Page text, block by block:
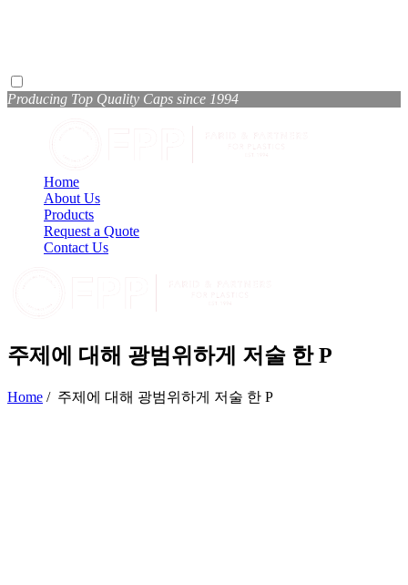
Producing Top Quality Caps since 1994
Home
About Us
Products
Request a Quote
Contact Us
주제에 대해 광범위하게 저술 한 P
Home / 주제에 대해 광범위하게 저술 한 P